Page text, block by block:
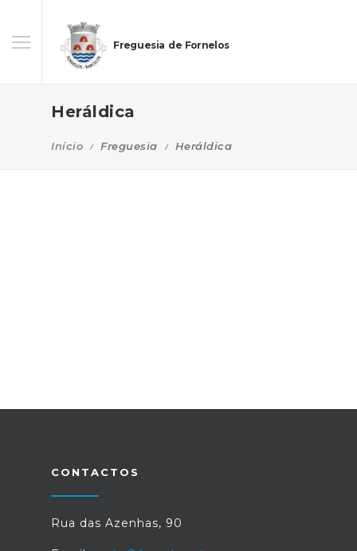
Freguesia de Fornelos
Heráldica
Início Freguesia Heráldica
CONTACTOS
Rua das Azenhas, 90